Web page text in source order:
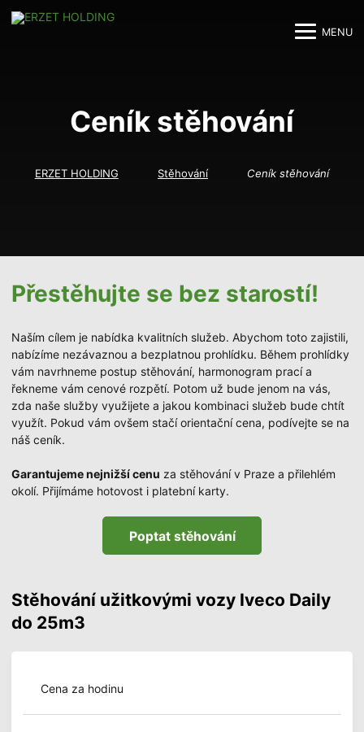
MENU
Ceník stěhování
ERZET HOLDING Stěhování Ceník stěhování
Přestěhujte se bez starostí!
Naším cílem je nabídka kvalitních služeb. Abychom toto zajistili,
nabízíme nezávaznou a bezplatnou prohlídku. Během prohlídky
vám navrhneme postup stěhování, harmonogram prací a
řekneme vám cenové rozpětí. Potom už bude jenom na vás,
zda naše služby využijete a jakou kombinaci služeb bude chtít
využít. Pokud vám ovšem stačí orientační cena, podívejte se na
náš ceník.
Garantujeme nejnižší cenu za stěhování v Praze a přilehlém
okolí. Přijímáme hotovost i platební karty.
Poptat stěhování
Stěhování užitkovými vozy Iveco Daily
do 25m3
Cena za hodinu